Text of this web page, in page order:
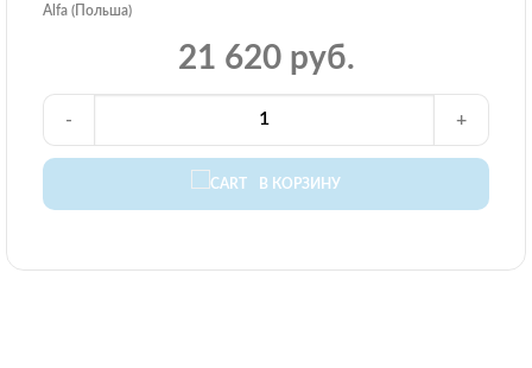
Alfa (Польша)
21 620 руб.
В КОРЗИНУ
- +